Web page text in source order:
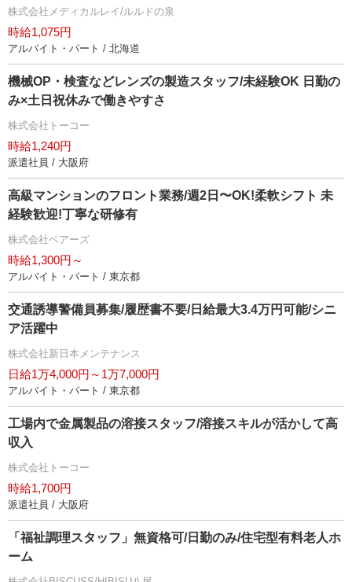
株式会社メディカルレイ/ルルドの泉
時給1,075円
アルバイト・パート / 北海道
機械OP・検査などレンズの製造スタッフ/未経験OK 日勤の
み×土日祝休みで働きやすさ
株式会社トーコー
時給1,240円
派遣社員 / 大阪府
⾼級マンションのフロント業務/週2⽇〜OK!柔軟シフト 未
経験歓迎!丁寧な研修有
株式会社ベアーズ
時給1,300円～
アルバイト・パート / 東京都
交通誘導警備員募集/履歴書不要/日給最大3.4万円可能/シニ
ア活躍中
株式会社新日本メンテナンス
日給1万4,000円～1万7,000円
アルバイト・パート / 東京都
工場内で金属製品の溶接スタッフ/溶接スキルが活かして高
収入
株式会社トーコー
時給1,700円
派遣社員 / 大阪府
「福祉調理スタッフ」無資格可/日勤のみ/住宅型有料老人ホ
ーム